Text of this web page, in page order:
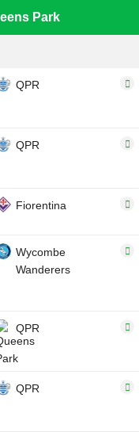
Park
QPR
QPR
Fiorentina
Wycombe
Wanderers
QPR
QPR